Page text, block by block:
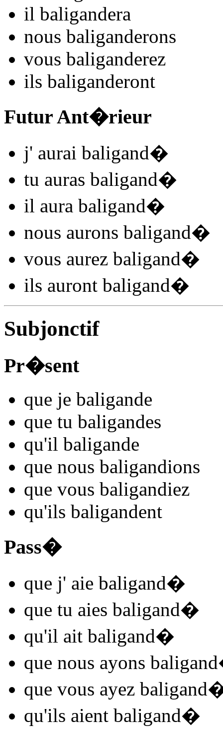
il baligandera
nous baliganderons
vous baliganderez
ils baliganderont
Futur Ant�rieur
j' aurai baligand�
tu auras baligand�
il aura baligand�
nous aurons baligand�
vous aurez baligand�
ils auront baligand�
Subjonctif
Pr�sent
que je baligande
que tu baligandes
qu'il baligande
que nous baligandions
que vous baligandiez
qu'ils baligandent
Pass�
que j' aie baligand�
que tu aies baligand�
qu'il ait baligand�
que nous ayons baligand
que vous ayez baligand
qu'ils aient baligand�